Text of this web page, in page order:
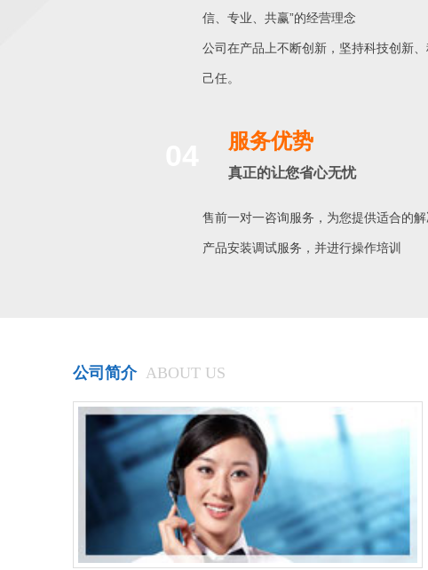
信、专业、共赢”的经营理念
公司在产品上不断创新，坚持科技创新
己任。
服务优势
真正的让您省心无忧
售前一对一咨询服务，为您提供适合的
产品安装调试服务，并进行操作培训
公司简介 ABOUT US